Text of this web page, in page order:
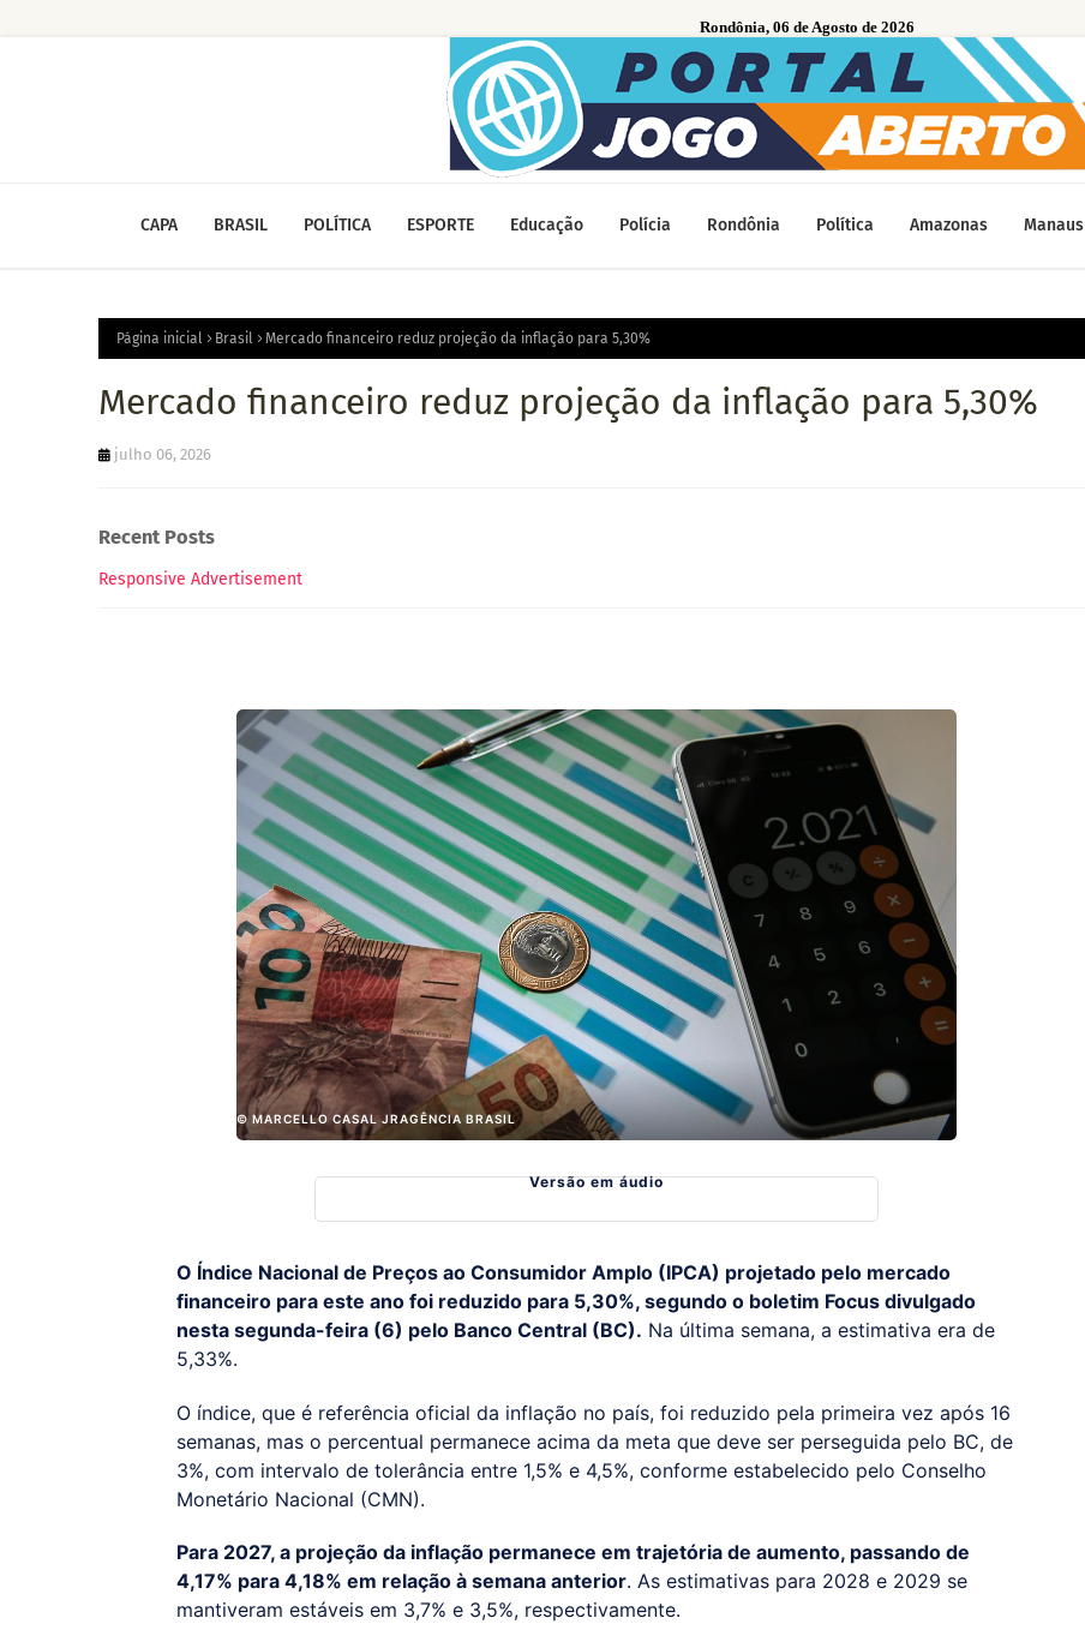
Rondônia, 06 de Agosto de 2026
CAPA BRASIL POLÍTICA ESPORTE Educação Polícia Rondônia Política Amazonas Manaus
Página inicial Brasil Mercado financeiro reduz projeção da inflação para 5,30%
Mercado financeiro reduz projeção da inflação para 5,30%
julho 06, 2026
Recent Posts
Responsive Advertisement
© MARCELLO CASAL JRAGÊNCIA BRASIL
Versão em áudio
O Índice Nacional de Preços ao Consumidor Amplo (IPCA) projetado pelo mercado
financeiro para este ano foi reduzido para 5,30%, segundo o boletim Focus divulgado
nesta segunda-feira (6) pelo Banco Central (BC). Na última semana, a estimativa era de
5,33%.
O índice, que é referência oficial da inflação no país, foi reduzido pela primeira vez após 16
semanas, mas o percentual permanece acima da meta que deve ser perseguida pelo BC, de
3%, com intervalo de tolerância entre 1,5% e 4,5%, conforme estabelecido pelo Conselho
Monetário Nacional (CMN).
Para 2027, a projeção da inflação permanece em trajetória de aumento, passando de
4,17% para 4,18% em relação à semana anterior. As estimativas para 2028 e 2029 se
mantiveram estáveis em 3,7% e 3,5%, respectivamente.